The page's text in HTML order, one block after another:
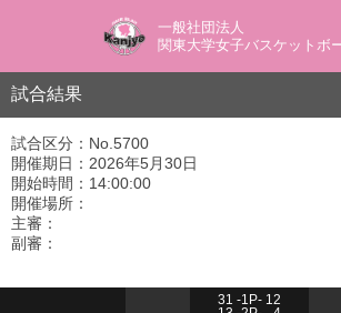
一般社団法人
関東大学女子バスケットボ
試合結果
試合区分：No.5700
開催期日：2026年5月30日
開始時間：14:00:00
開催場所：
主審：
副審：
31 -1P- 12